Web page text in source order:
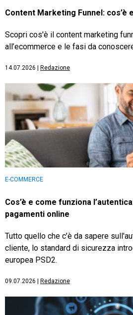
Content Marketing Funnel: cos’è
Scopri cos'è il content marketing
all’ecommerce e le fasi da
14.07.2026 Redazione
E-COMMERCE
Cos’è e come funziona
pagamenti online
Tutto quello che c’è da sapere
cliente, lo standard di sicurezza
europea PSD2.
09.07.2026 Redazione